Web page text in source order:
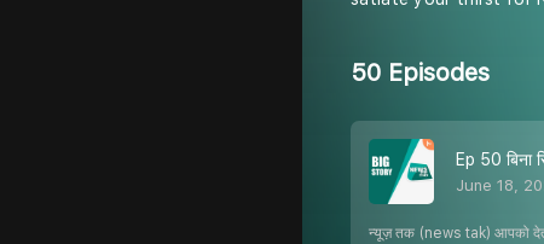
50 Episodes
Ep 50
June 18,
न्यूज़ तक (news tak) आपको